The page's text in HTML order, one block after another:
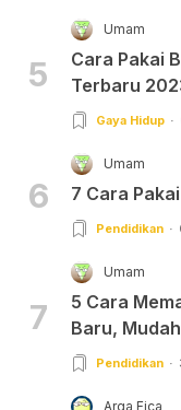
5
Umam
Cara Pakai
Terbaru
Gaya Hidup
6
Umam
7 Cara
Pendidikan
7
Umam
5 Cara
Baru,
Pendidikan
Arga Fica